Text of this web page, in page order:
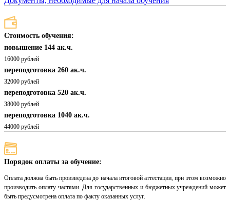
Стоимость обучения:
повышение 144 ак.ч.
16000 рублей
переподготовка 260 ак.ч.
32000 рублей
переподготовка 520 ак.ч.
38000 рублей
переподготовка 1040 ак.ч.
44000 рублей
Порядок оплаты за обучение:
Оплата должна быть произведена до начала итоговой аттестации, при этом возможно
производить оплату частями. Для государственных и бюджетных учреждений может
быть предусмотрена оплата по факту оказанных услуг.